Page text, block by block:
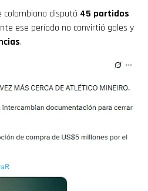
colombiano disputó 45 partidos
ese período no convirtió goles y
.